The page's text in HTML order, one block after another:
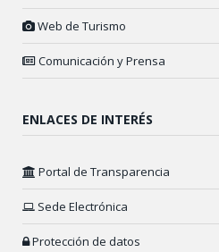
Web de Turismo
Comunicación y Prensa
ENLACES DE INTERÉS
Portal de Transparencia
Sede Electrónica
Protección de datos